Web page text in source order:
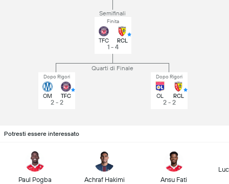
Quarti di Finale
Dopo Rigori
OM TFC
2 - 2
Dopo Rigori
OL RCL
2 - 2
Semifinali
Finita
TFC RCL
1 - 4
Potresti essere interessato
Paul Pogba Achraf Hakimi Ansu Fati